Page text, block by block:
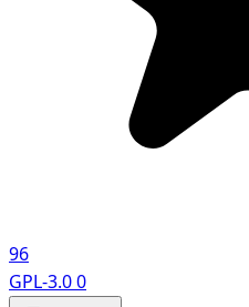
96
GPL-3.00